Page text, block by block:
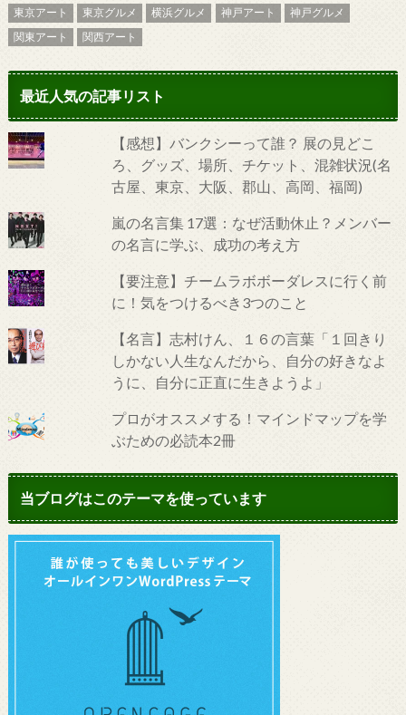
東京アート
東京グルメ 横浜グルメ 神戸アート
神戸グルメ
関東アート
関西アート
最近人気の記事リスト
【感想】バンクシーって誰？ 展の見どこ
ろ、グッズ、場所、チケット、混雑状況(名
古屋、東京、大阪、郡山、高岡、福岡)
嵐の名言集 17選：なぜ活動休止？メンバー
の名言に学ぶ、成功の考え方
【要注意】チームラボボーダレスに行く前
に！気をつけるべき3つのこと
【名言】志村けん、１６の言葉「１回きり
しかない人生なんだから、自分の好きなよ
うに、自分に正直に生きようよ」
プロがオススメする！マインドマップを学
ぶための必読本2冊
当ブログはこのテーマを使っています